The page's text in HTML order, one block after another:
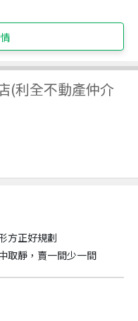
(利全不動產仲介
方正好規劃
取靜，賣一間少一間